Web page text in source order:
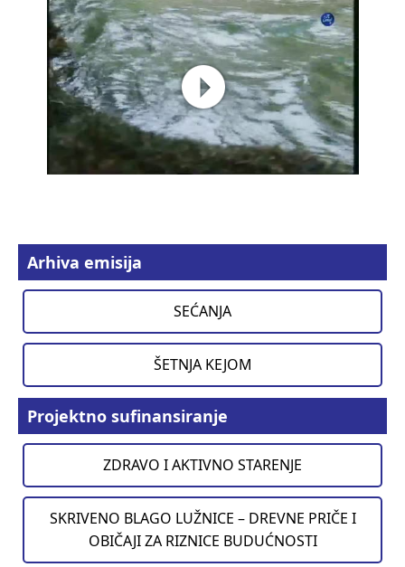
Arhiva emisija
SEĆANJA
ŠETNJA KEJOM
Projektno sufinansiranje
ZDRAVO I AKTIVNO STARENJE
SKRIVENO BLAGO LUŽNICE – DREVNE PRIČE I
OBIČAJI ZA RIZNICE BUDUĆNOSTI